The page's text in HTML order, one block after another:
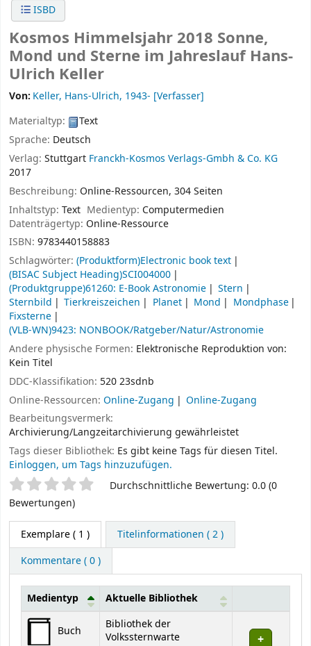
ISBD
Kosmos Himmelsjahr 2018 Sonne,
Mond und Sterne im Jahreslauf Hans-
Ulrich Keller
Von: Keller, Hans-Ulrich, 1943- [Verfasser]
Materialtyp:
Text
Sprache: Deutsch
Verlag: Stuttgart Franckh-Kosmos Verlags-Gmbh & Co. KG
2017
Beschreibung: Online-Ressourcen, 304 Seiten
Inhaltstyp: Text Medientyp: Computermedien
Datenträgertyp: Online-Ressource
ISBN: 9783440158883
Schlagwörter: (Produktform)Electronic book text
(BISAC Subject Heading)SCI004000
(Produktgruppe)61260: E-Book Astronomie
Stern
Sternbild
Tierkreiszeichen Planet Mond
Mondphase
Fixsterne
(VLB-WN)9423: NONBOOK/Ratgeber/Natur/Astronomie
Andere physische Formen: Elektronische Reproduktion von:
Kein Titel
DDC-Klassifikation: 520 23sdnb
Online-Ressourcen: Online-Zugang
Online-Zugang
Bearbeitungsvermerk:
Archivierung/Langzeitarchivierung gewährleistet
Tags dieser Bibliothek: Es gibt keine Tags für diesen Titel.
Einloggen, um Tags hinzuzufügen.
SternchenbewertungDurchschnittliche Bewertung: 0.0 (0
Bewertungen)
Exemplare( 1 )
Titelinformationen ( 2 )
Kommentare ( 0 )
Exemplare
Medientyp Aktuelle Bibliothek
Buch
Bibliothek der
Volkssternwarte